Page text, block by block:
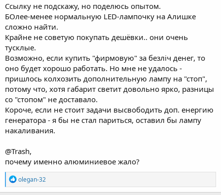
Ссылку не подскажу, но поделюсь опытом.
БОлее-менее нормальную LED-лампочку на Алишке
сложно найти.
Крайне не советую покупать дешёвки.. они очень
тусклые.
Возможно, если купить "фирмовую" за безліч денег, то
оно будет хорошо работать. Но мне не удалось -
пришлось колхозить дополнительную лампу на "стоп",
потому что, хотя габарит светит довольно ярко, разницы
со "стопом" не доставало.
Короче, если не стоит задачи высвободить доп. енергию
генератора - я бы не стал париться, оставил бы лампу
накаливания.
@Trash,
почему именно алюминиевое жало?
R
e
olegan-32